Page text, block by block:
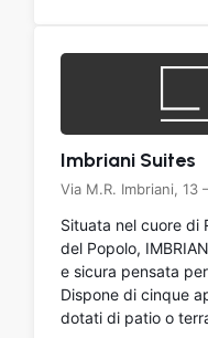
Imbriani Suites
Via M.R. Imbriani, 13
Situata nel cuore di
del Popolo,
e sicura pensata
Dispone di cinque
dotati di patio o